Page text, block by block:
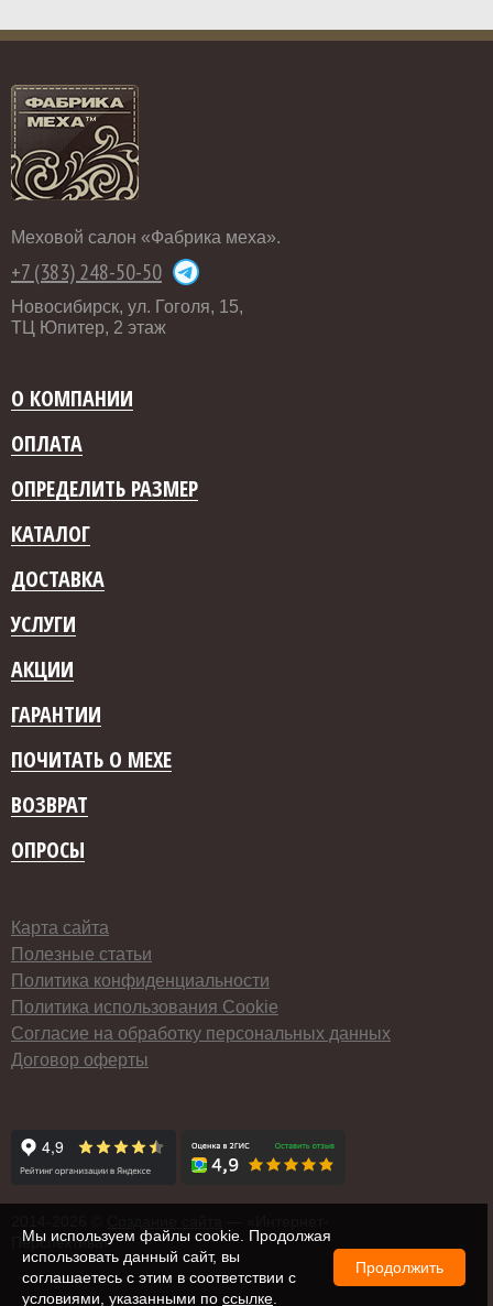
Меховой салон «Фабрика меха».
+7 (383) 248-50-50
Новосибирск, ул. Гоголя, 15,
ТЦ Юпитер, 2 этаж
О КОМПАНИИ
ОПЛАТА
ОПРЕДЕЛИТЬ РАЗМЕР
КАТАЛОГ
ДОСТАВКА
УСЛУГИ
АКЦИИ
ГАРАНТИИ
ПОЧИТАТЬ О МЕХЕ
ВОЗВРАТ
ОПРОСЫ
Карта сайта
Полезные статьи
Политика конфиденциальности
Политика использования Cookie
Согласие на обработку персональных данных
Договор оферты
Перспектива»
Мы используем файлы cookie. Продолжая
использовать данный сайт, вы
соглашаетесь с этим в соответствии с
условиями, указанными по ссылке
Продолжить